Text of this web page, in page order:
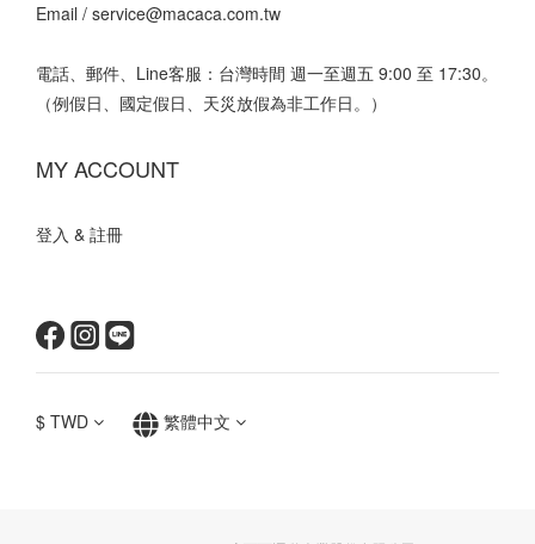
Email / service@macaca.com.tw
電話、郵件、Line客服：台灣時間 週一至週五 9:00 至 17:30。
（例假日、國定假日、天災放假為非工作日。）
MY ACCOUNT
登入 & 註冊
$ TWD 繁體中文